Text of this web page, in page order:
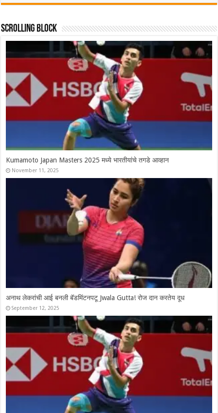
Scrolling Block
Syed Modi International 2025 चे सर्व विजेते, श्रीकांतचा संघर्षपूर्ण अंतिम
सामन्यात पराभव
Syed Modi International 2025: चार भारतीय उपांत्य फेरीत दाखल, श्रीकांतचे
दमदार कमबॅक
November 28, 2025